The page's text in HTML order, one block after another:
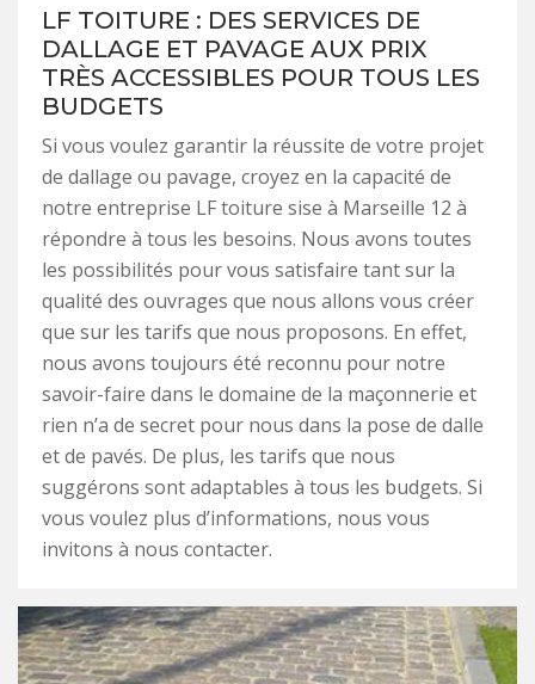
LF TOITURE : DES SERVICES DE
DALLAGE ET PAVAGE AUX PRIX
TRÈS ACCESSIBLES POUR TOUS LES
BUDGETS
Si vous voulez garantir la réussite de votre projet
de dallage ou pavage, croyez en la capacité de
notre entreprise LF toiture sise à Marseille 12 à
répondre à tous les besoins. Nous avons toutes
les possibilités pour vous satisfaire tant sur la
qualité des ouvrages que nous allons vous créer
que sur les tarifs que nous proposons. En effet,
nous avons toujours été reconnu pour notre
savoir-faire dans le domaine de la maçonnerie et
rien n’a de secret pour nous dans la pose de dalle
et de pavés. De plus, les tarifs que nous
suggérons sont adaptables à tous les budgets. Si
vous voulez plus d’informations, nous vous
invitons à nous contacter.